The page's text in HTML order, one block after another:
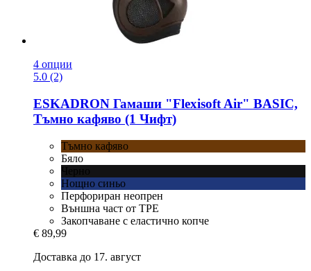
4 опции
5.0 (2)
ESKADRON Гамаши "Flexisoft Air" BASIC,
Тъмно кафяво (1 Чифт)
Тъмно кафяво
Бяло
Нощно синьо
Перфориран неопрен
Външна част от TPE
Закопчаване с еластично копче
€ 89,99
Доставка до 17. август